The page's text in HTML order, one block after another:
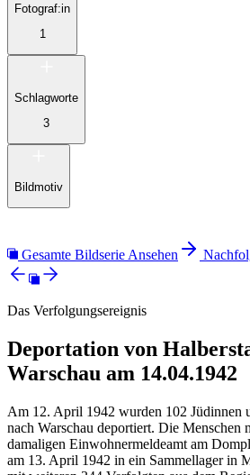
Fotograf:in
1
Schlagworte
3
Bildmotiv
Gesamte Bildserie Ansehen
Das Verfolgungsereignis
Deportation von
Warschau am 14.04.1942
Am 12. April 1942 wurden 102 Jüdinnen
nach Warschau deportiert. Die Menschen
damaligen Einwohnermeldeamt am
am 13. April 1942 in ein Sammellager in